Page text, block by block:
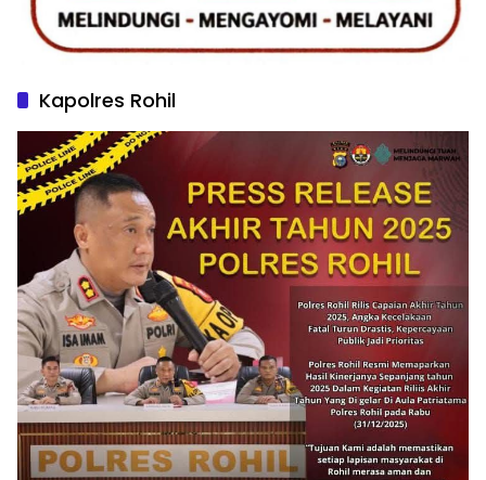
Kapolres Rohil